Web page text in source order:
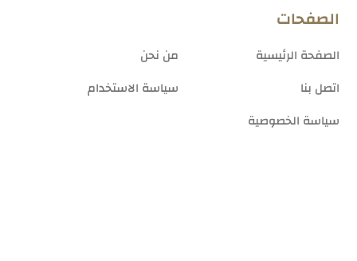
الصفحات
الصفحة الرئيسية
من نحن
اتصل بنا
سياسة الاستخدام
سياسة الخصوصية